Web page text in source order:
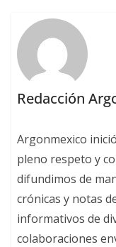
Redacción
Argonmexico
pleno respeto y
difundimos de
crónicas y notas
informativos de
colaboraciones